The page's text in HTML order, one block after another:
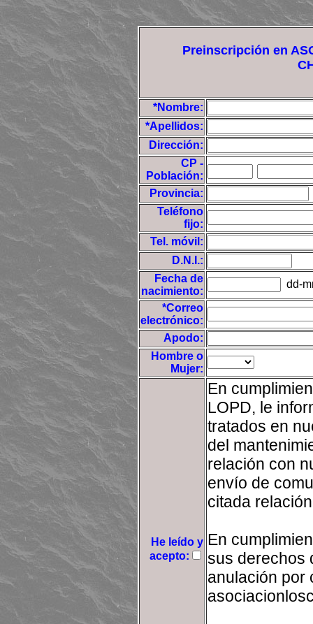
Preinscripción en
*Nombre:
*Apellidos:
Dirección:
CP -
Población:
Provincia:
Teléfono
fijo:
Tel. móvil:
D.N.I.:
Fecha de
nacimiento:
dd-
*Correo
electrónico:
Apodo:
Hombre o
Mujer:
He leído y
acepto:
En
LOPD, le
tratados en
del
relación con
envío de
citada
En
sus derechos
anulación por